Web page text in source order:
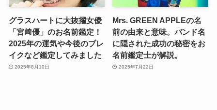
グラスハートに大抜擢女優
「宮﨑優」のお名前鑑定！
2025年の運気や今後のブレ
イクなど鑑定してみました
2025年8月10日
Mrs. GREEN APPLEの名
前の由来と意味。バンド名
に隠された成功の秘密をお
名前鑑定士が解説。
2025年7月22日